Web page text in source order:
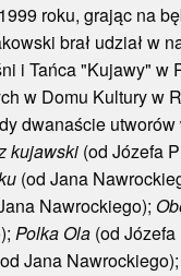
roku, grając na
brał udział w
i Tańca "Kujawy" w
w Domu Kultury w
dwanaście utworów
kujawski (od Józefa
(od Jana
Nawrockiego);
Polka Ola (od
Jana Nawrockiego);